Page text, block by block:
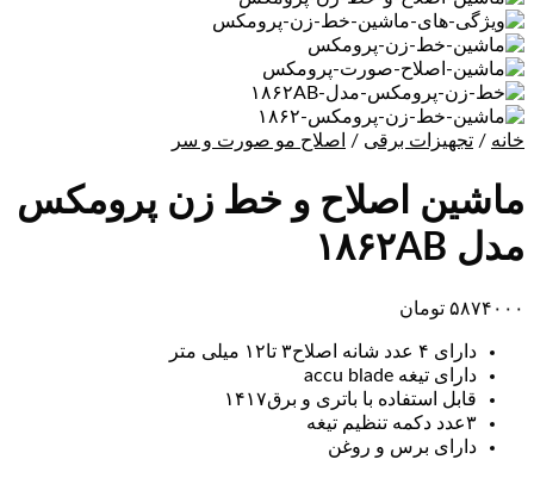
خانه / تجهیزات برقی / اصلاح مو صورت و سر
ماشین اصلاح و خط زن پرومکس
مدل ۱۸۶۲AB
۵۸۷۴۰۰۰ تومان
دارای ۴ عدد شانه اصلاح۳ تا۱۲ میلی متر
دارای تیغه accu blade
قابل استفاده با باتری و برق۱۴۱۷
۳عدد دکمه تنظیم تیغه
دارای برس و روغن